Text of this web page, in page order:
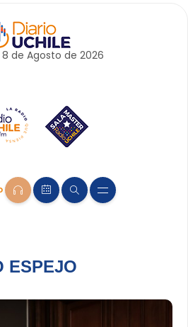
8 de Agosto de 2026
ESPEJO